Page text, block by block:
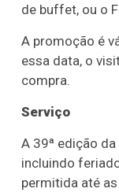
de buffet, ou o
A promoção é
essa data, o
compra.
Serviço
A 39ª edição
incluindo
permitida até